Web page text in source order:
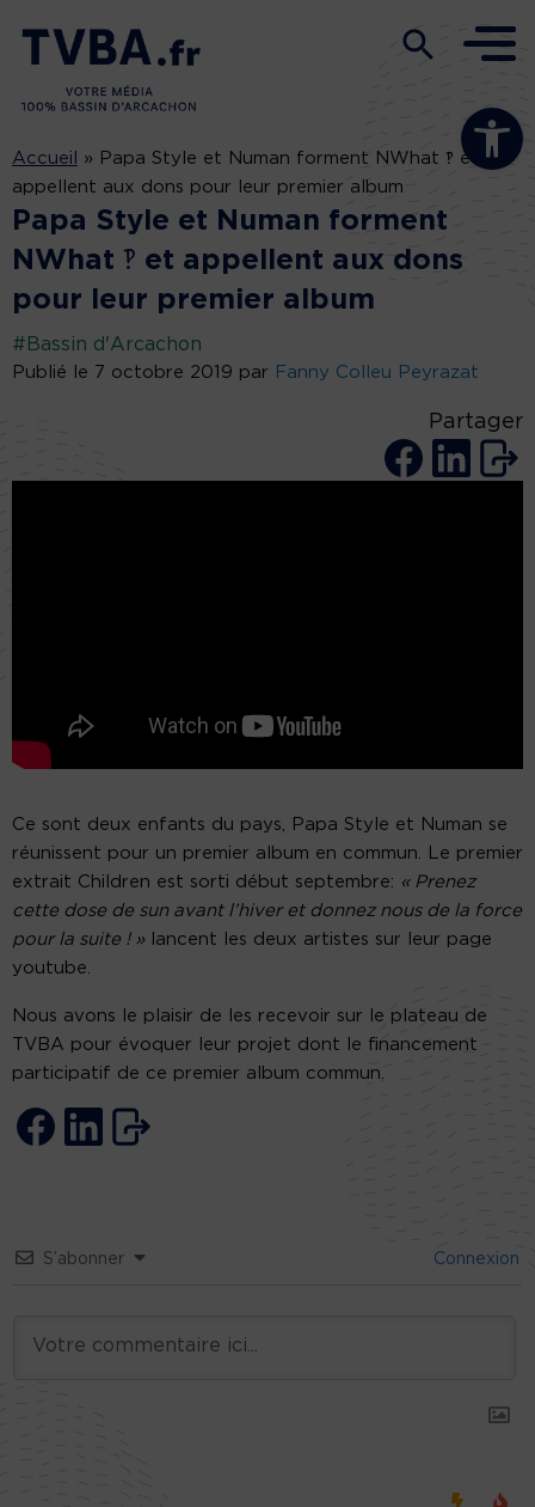
Ouvrir la
Accueil » Papa Style et Numan forment NWhat ‽ et
appellent aux dons pour leur premier album
Papa Style et Numan forment
NWhat ‽ et appellent aux dons
pour leur premier album
#Bassin d'Arcachon
Publié le 7 octobre 2019 par Fanny Colleu Peyrazat
Partager
Ce sont deux enfants du pays, Papa Style et Numan se
réunissent pour un premier album en commun. Le premier
extrait Children est sorti début septembre: « Prenez
cette dose de sun avant l’hiver et donnez nous de la force
pour la suite ! » lancent les deux artistes sur leur page
youtube.
Nous avons le plaisir de les recevoir sur le plateau de
TVBA pour évoquer leur projet dont le financement
participatif de ce premier album commun.
S’abonner Connexion